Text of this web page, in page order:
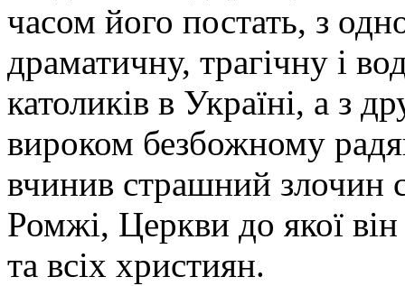
часом його постать, з
драматичну, трагічну і
католиків в Україні, а з
вироком безбожному
вчинив страшний злочин
Ромжі, Церкви до якої
та всіх християн.